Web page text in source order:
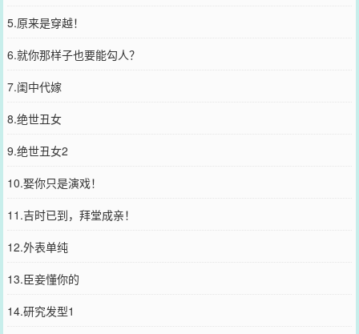
5.原来是穿越！
6.就你那样子也要能勾人？
7.闺中代嫁
8.绝世丑女
9.绝世丑女2
10.娶你只是演戏！
11.吉时已到，拜堂成亲！
12.外表单纯
13.臣妾懂你的
14.研究发型1